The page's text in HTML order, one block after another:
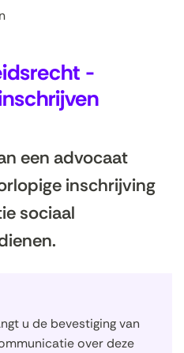
-
een advocaat
inschrijving
sociaal
u de bevestiging van
over deze